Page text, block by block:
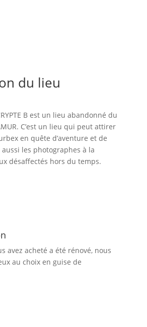
du lieu
B est un lieu abandonné du
C’est un lieu qui peut attirer
en quête d’aventure et de
les photographes à la
désaffectés hors du temps.
avez acheté a été rénové, nous
au choix en guise de